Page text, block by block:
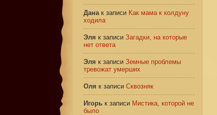
Данак записи Как мама к колдуну
ходила
Эля к записи Загадки, на которые
нет ответа
Эля к записи Земные проблемы
тревожат умерших
Оля к записи Сквозняк
Игорь к записи Мистика, которой не
было